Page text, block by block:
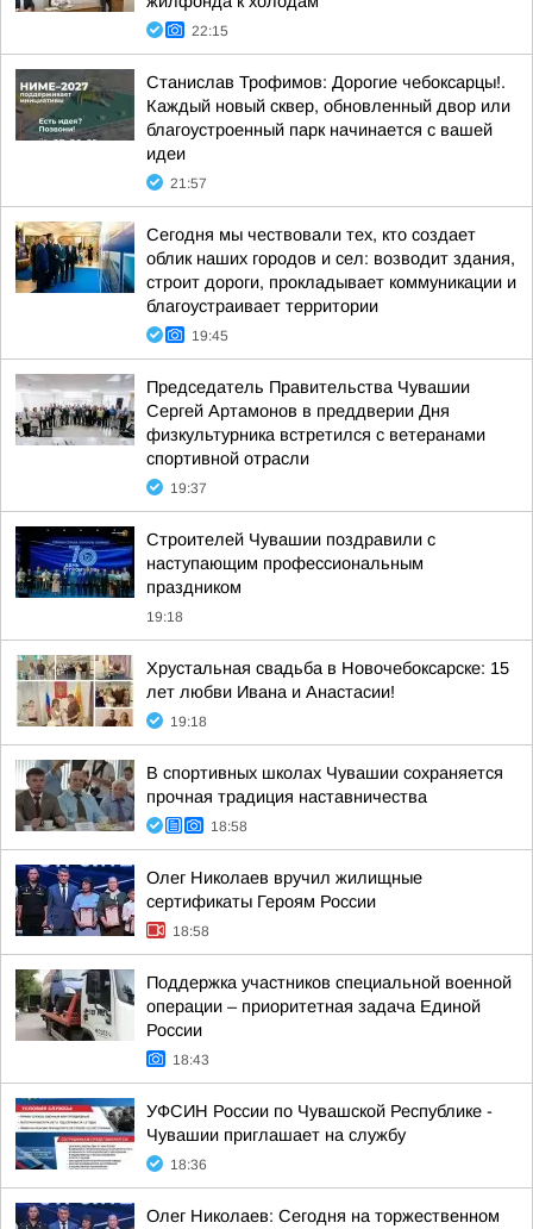
22:15
Станислав Трофимов: Дорогие чебоксарцы!.
Каждый новый сквер, обновленный двор или
благоустроенный парк начинается с вашей
идеи
21:57
Сегодня мы чествовали тех, кто создает
облик наших городов и сел: возводит здания,
строит дороги, прокладывает коммуникации и
благоустраивает территории
19:45
Председатель Правительства Чувашии
Сергей Артамонов в преддверии Дня
физкультурника встретился с ветеранами
спортивной отрасли
19:37
Строителей Чувашии поздравили с
наступающим профессиональным
праздником
19:18
Хрустальная свадьба в Новочебоксарске: 15
лет любви Ивана и Анастасии!
19:18
В спортивных школах Чувашии сохраняется
прочная традиция наставничества
18:58
Олег Николаев вручил жилищные
сертификаты Героям России
18:58
Поддержка участников специальной военной
операции – приоритетная задача Единой
России
18:43
УФСИН России по Чувашской Республике -
Чувашии приглашает на службу
18:36
Олег Николаев: Сегодня на торжественном